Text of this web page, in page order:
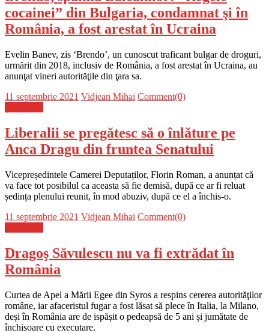
cocainei” din Bulgaria, condamnat şi în
România, a fost arestat în Ucraina
Evelin Banev, zis ‘Brendo’, un cunoscut traficant bulgar de droguri,
urmărit din 2018, inclusiv de România, a fost arestat în Ucraina, au
anunţat vineri autorităţile din ţara sa.
Posted
11 septembrie 2021 Author
Vidjean Mihai Comment(0)
Liberalii se pregătesc să o înlăture pe
Anca Dragu din fruntea Senatului
Vicepreședintele Camerei Deputaților, Florin Roman, a anunțat că
va face tot posibilul ca aceasta să fie demisă, după ce ar fi reluat
ședința plenului reunit, în mod abuziv, după ce el a închis-o.
Posted
11 septembrie 2021 Author
Vidjean Mihai Comment(0)
Dragoş Săvulescu nu va fi extrădat în
România
Curtea de Apel a Mării Egee din Syros a respins cererea autorităţilor
române, iar afaceristul fugar a fost lăsat să plece în Italia, la Milano,
deși în România are de ispășit o pedeapsă de 5 ani și jumătate de
închisoare cu executare.